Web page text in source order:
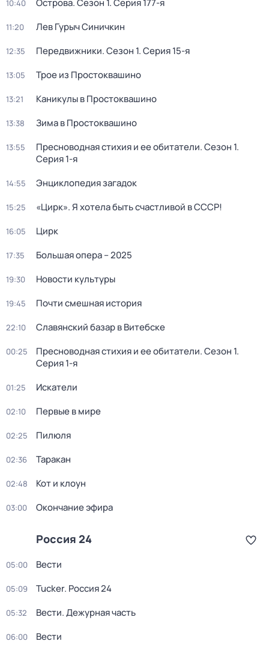
10:40 Острова. Сезон 1. Серия 177-я
11:20 Лев Гурыч Синичкин
12:35 Передвижники. Сезон 1. Серия 15-я
13:05 Трое из Простоквашино
13:21 Каникулы в Простоквашино
13:38 Зима в Простоквашино
13:55 Пресноводная стихия и ее обитатели. Сезон 1.
Серия 1-я
14:55 Энциклопедия загадок
15:25 «Цирк». Я хотела быть счастливой в СССР!
16:05 Цирк
17:35 Большая опера – 2025
19:30 Новости культуры
19:45 Почти смешная история
22:10 Славянский базар в Витебске
00:25 Пресноводная стихия и ее обитатели. Сезон 1.
Серия 1-я
01:25 Искатели
02:10 Первые в мире
02:25 Пилюля
02:36 Таракан
02:48 Кот и клоун
03:00 Окончание эфира
Россия 24
05:00 Вести
05:09 Tucker. Россия 24
05:32 Вести. Дежурная часть
06:00 Вести